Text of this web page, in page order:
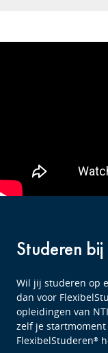
Studeren bij
Wil jij studeren op
dan voor
opleidingen van
zelf je
FlexibelStuderen®